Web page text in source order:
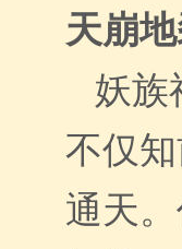
天崩
妖族
不仅
通天